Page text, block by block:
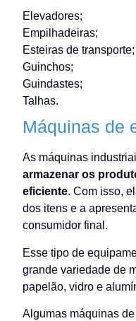
Elevadores;
Empilhadeiras;
Esteiras de transporte;
Guinchos;
Guindastes;
Talhas.
Máquinas de
As máquinas
armazenar os
eficiente. Com isso,
dos itens e a
consumidor final.
Esse tipo de
grande variedade de
papelão, vidro e
Algumas máquinas